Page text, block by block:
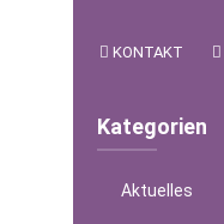
KONTAKT
Kategorien
Aktuelles